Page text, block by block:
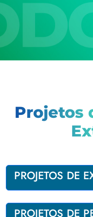
Projetos
PROJETOS DE
PROJETOS DE